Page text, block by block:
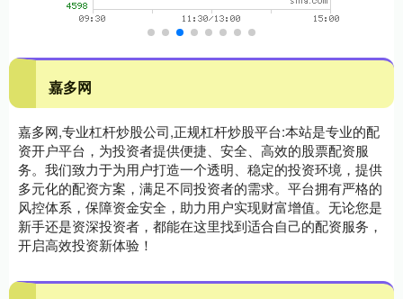
嘉多网
嘉多网,专业杠杆炒股公司,正规杠杆炒股平台:本站是专业的配
资开户平台，为投资者提供便捷、安全、高效的股票配资服
务。我们致力于为用户打造一个透明、稳定的投资环境，提供
多元化的配资方案，满足不同投资者的需求。平台拥有严格的
风控体系，保障资金安全，助力用户实现财富增值。无论您是
新手还是资深投资者，都能在这里找到适合自己的配资服务，
开启高效投资新体验！